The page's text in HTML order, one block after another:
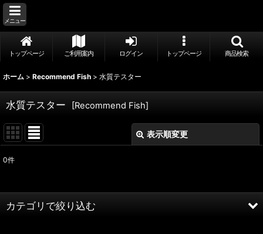
メニュー
トップページ ご利用案内 ログイン トップページ 商品検索
ホーム > Recommend Fish > 水質テスター
水質テスター [Recommend Fish]
表示順変更
サブカテゴリ
表示数
0件
カテゴリで絞り込む